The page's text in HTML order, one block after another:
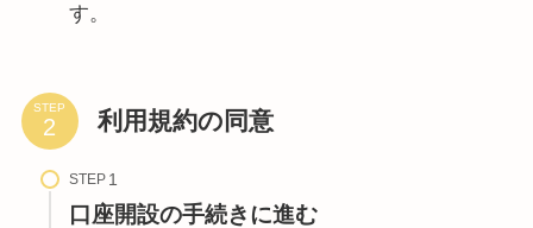
す。
STEP 利用規約の同意
STEP
口座開設の手続きに進む